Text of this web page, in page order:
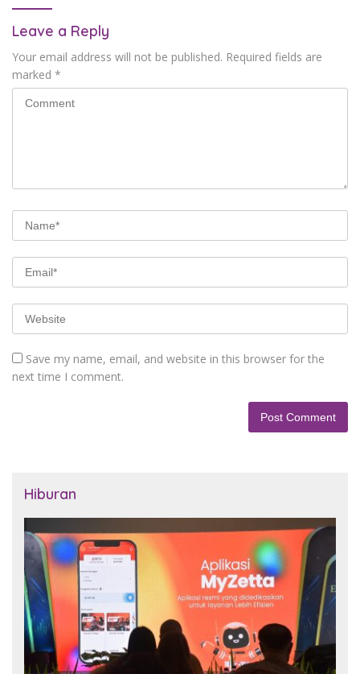
Leave a Reply
Your email address will not be published. Required fields are
marked *
Save my name, email, and website in this browser for the
next time I comment.
Hiburan